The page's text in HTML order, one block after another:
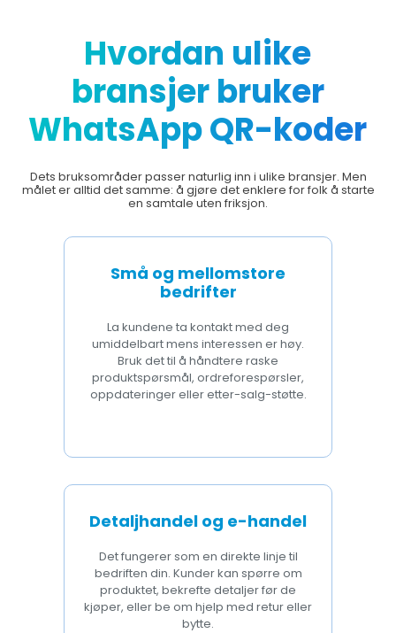
Hvordan ulike
bransjer bruker
WhatsApp QR-koder
Dets bruksområder passer naturlig inn i ulike bransjer. Men
målet er alltid det samme: å gjøre det enklere for folk å starte
en samtale uten friksjon.
Små og mellomstore
bedrifter
La kundene ta kontakt med deg
umiddelbart mens interessen er høy.
Bruk det til å håndtere raske
produktspørsmål, ordreforespørsler,
oppdateringer eller etter-salg-støtte.
Detaljhandel og e-handel
Det fungerer som en direkte linje til
bedriften din. Kunder kan spørre om
produktet, bekrefte detaljer før de
kjøper, eller be om hjelp med retur eller
bytte.